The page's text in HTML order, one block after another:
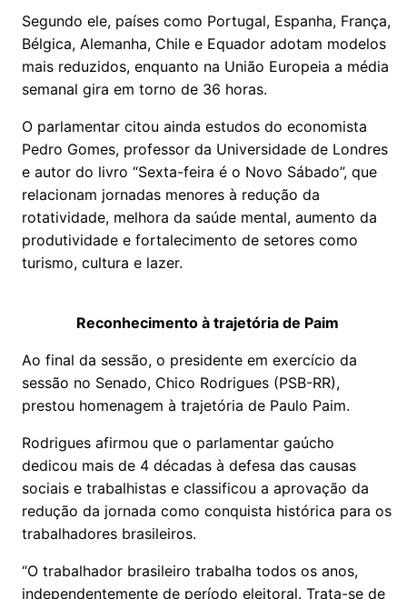
Segundo ele, países como Portugal, Espanha, França,
Bélgica, Alemanha, Chile e Equador adotam modelos
mais reduzidos, enquanto na União Europeia a média
semanal gira em torno de 36 horas.
O parlamentar citou ainda estudos do economista
Pedro Gomes, professor da Universidade de Londres
e autor do livro “Sexta-feira é o Novo Sábado”, que
relacionam jornadas menores à redução da
rotatividade, melhora da saúde mental, aumento da
produtividade e fortalecimento de setores como
turismo, cultura e lazer.
Reconhecimento à trajetória de Paim
Ao final da sessão, o presidente em exercício da
sessão no Senado, Chico Rodrigues (PSB-RR),
prestou homenagem à trajetória de Paulo Paim.
Rodrigues afirmou que o parlamentar gaúcho
dedicou mais de 4 décadas à defesa das causas
sociais e trabalhistas e classificou a aprovação da
redução da jornada como conquista histórica para os
trabalhadores brasileiros.
“O trabalhador brasileiro trabalha todos os anos,
independentemente de período eleitoral. Trata-se de